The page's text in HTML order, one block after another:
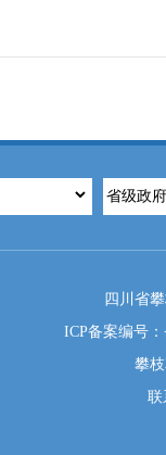
四川省
ICP备案编号：
攀
联